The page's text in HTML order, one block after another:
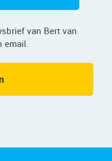
van Bert van
email.